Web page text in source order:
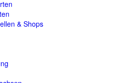
& Shops